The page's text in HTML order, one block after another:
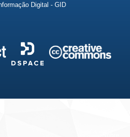
Digital - GID